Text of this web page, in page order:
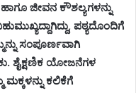
ಜೀವನ ಕೌಶಲ್ಯಗಳನ್ನು
ಪಠ್ಯದೊಂದಿಗೆ
ಸಂಪೂರ್ಣವಾಗಿ
ಶೈಕ್ಷಣಿಕ ಯೋಜನೆಗಳ
ಕಲಿಕೆಗೆ